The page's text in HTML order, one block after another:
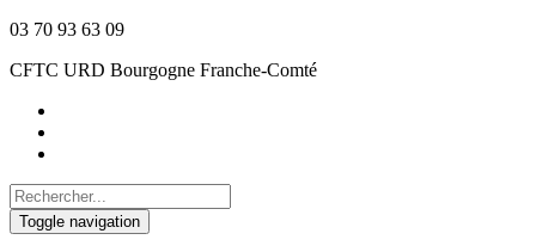
03 70 93 63 09
CFTC URD Bourgogne Franche-Comté
Toggle navigation